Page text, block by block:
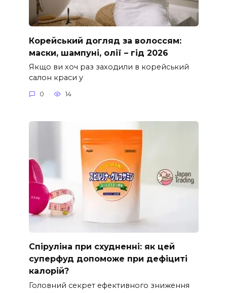
Корейський догляд за волоссям:
маски, шампуні, олії – гід 2026
Якщо ви хоч раз заходили в корейський
салон краси у
0 14
Спіруліна при схудненні: як цей
суперфуд допоможе при дефіциті
калорій?
Головний секрет ефективного зниження